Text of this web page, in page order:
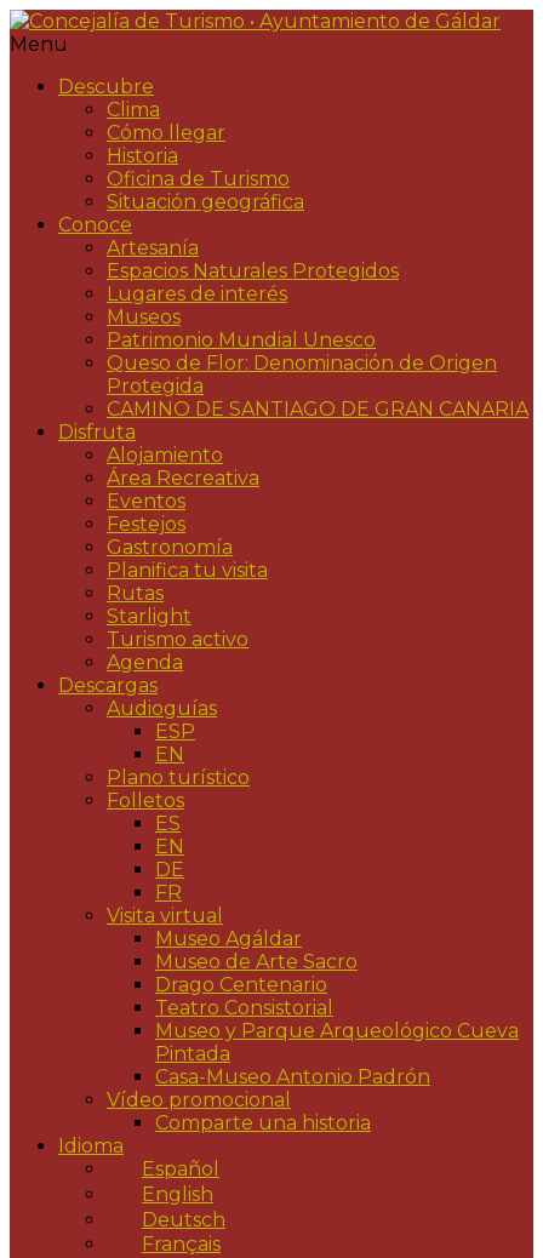
Menu
Descubre
Clima
Cómo llegar
Historia
Oficina de Turismo
Situación geográfica
Conoce
Artesanía
Espacios Naturales Protegidos
Lugares de interés
Museos
Patrimonio Mundial Unesco
Queso de Flor: Denominación de Origen
Protegida
CAMINO DE SANTIAGO DE GRAN CANARIA
Disfruta
Alojamiento
Área Recreativa
Eventos
Festejos
Gastronomía
Planifica tu visita
Rutas
Starlight
Turismo activo
Agenda
Descargas
Audioguías
ESP
EN
Plano turístico
Folletos
ES
EN
DE
FR
Visita virtual
Museo Agáldar
Museo de Arte Sacro
Drago Centenario
Teatro Consistorial
Museo y Parque Arqueológico Cueva
Pintada
Casa-Museo Antonio Padrón
Vídeo promocional
Comparte una historia
Idioma
Español
English
Deutsch
Français